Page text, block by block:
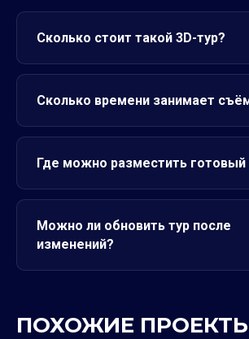
Сколько стоит такой 3D-тур?
Сколько времени занимает
Где можно разместить готовый
Можно ли обновить тур после
изменений?
ПОХОЖИЕ